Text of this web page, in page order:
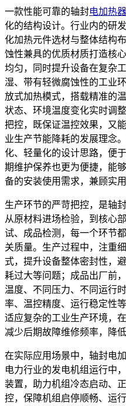
一款性能可靠的轴封电加热器
化的结构设计。行业内的研
化加热元件选材与整体结构
蚀性兼具的优质材质打造核
均匀，同时提升设备在复杂
湿、带有轻微腐蚀性的工业
放式加热模式，搭载精准的
状态、环境温度变化实时调
把控，既保证温控效果，又
业生产节能降耗的发展理念
化、轻量化的设计思路，便
期维护保养也更为便捷，能
备的安装使用需求，兼顾实用
生产环节的严苛把控，是轴
从原材料进场检验，到核心
试、成品检测，每一个环节
关质量。生产过程中，注重
式，提升设备整体密封性，
耗过大等问题；成品出厂前
温度、不同压力、不同运行
率、温控精度、运行稳定性
适应复杂的工业生产环境，
减少后期故障维修频率，降
在实际应用场景中，轴封电
电力行业的发电机组运行中
装置，助力机组冷态启动、
控，保障机组启停顺畅、运